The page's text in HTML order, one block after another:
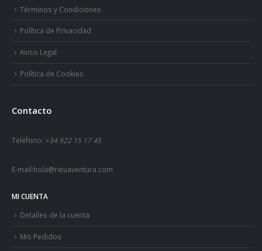
Términos y Condiciones
Política de Privacidad
Aviso Legal
Política de Cookies
Contacto
Teléfono: +34 922 15 17 45
E-mail:hola@rieuaventura.com
MI CUENTA
Detalles de la cuenta
Mis Pedidos